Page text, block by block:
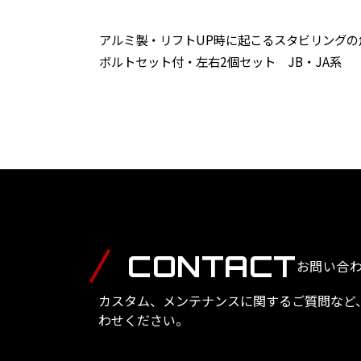
アルミ製・リフトUP時に起こるスタビリング
ボルトセット付・左右2個セット JB・JA系
CONTACTお問い合
カスタム、メンテナンスに関するご質問な
わせください。